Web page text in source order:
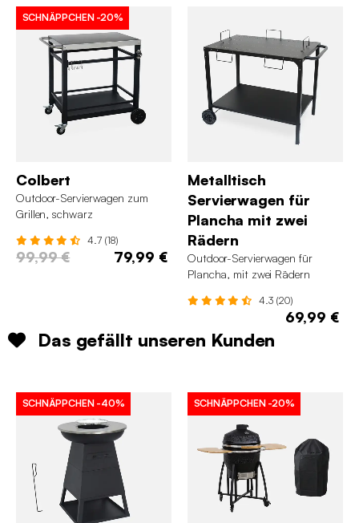
SCHNÄPPCHEN -20%
Colbert
Outdoor-Servierwagen zum
Grillen, schwarz
4.7 (18)
99,99 € 79,99 €
Metalltisch
Servierwagen für
Plancha mit zwei
Rädern
Outdoor-Servierwagen für
Plancha, mit zwei Rädern
4.3 (20)
69,99 €
Das gefällt unseren Kunden
SCHNÄPPCHEN -40% SCHNÄPPCHEN -20%